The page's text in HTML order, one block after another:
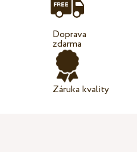
Doprava
zdarma
Záruka kvality